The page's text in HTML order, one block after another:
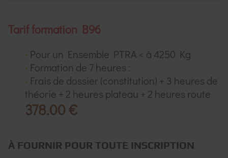
Tarif formation B96
Pour un Ensemble PTRA < à 4250 Kg
Formation de 7 heures :
Frais de dossier (constitution) + 3 heures de
théorie + 2 heures plateau + 2 heures route
378.00 €
À FOURNIR POUR TOUTE INSCRIPTION